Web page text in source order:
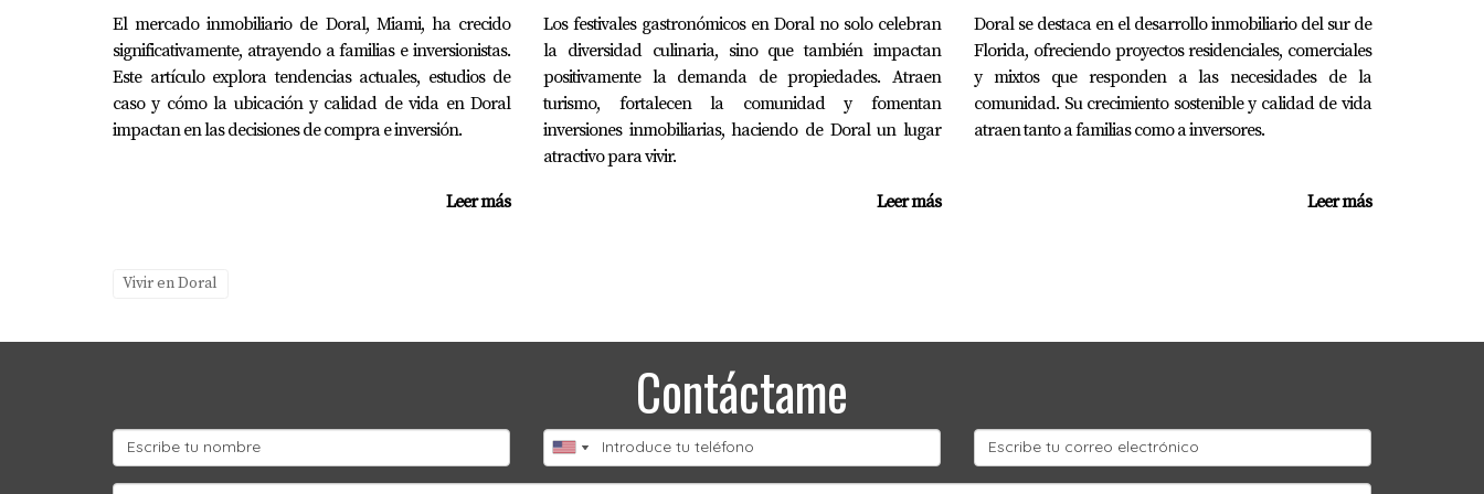
Si buscas proteger tu inversión a largo plazo manteniendo altos estándares estéticos y estructurales garantizados por el HOA.
En cambio, pagar un alto costo solo por apariencia sin usar los servicios suele ser un gasto innecesario que limita tu liquidez mensual.
Evalúa honestamente cuáles son tus prioridades familiares antes de decidirte por un community con cuota elevada. Así evitarás
arrepentimientos después.
Preguntas frecuentes sobre HOA en Doral
¿Pueden subir arbitrariamente las cuotas del HOA?
No arbitrariamente; cualquier aumento debe estar justificado y aprobado según los estatutos internos del HOA que generalmente requieren votación
entre miembros o junta directiva.
El mercado inmobiliario de Doral, Miami, ha crecido
significativamente, atrayendo a familias e inversionistas.
Este artículo explora tendencias actuales, estudios de
caso y cómo la ubicación y calidad de vida en Doral
impactan en las decisiones de compra e inversión.
Leer más
Los festivales gastronómicos en Doral no solo celebran
la diversidad culinaria, sino que también impactan
positivamente la demanda de propiedades. Atraen
turismo, fortalecen la comunidad y fomentan
inversiones inmobiliarias, haciendo de Doral un lugar
atractivo para vivir.
Leer más
Doral se destaca en el desarrollo inmobiliario del sur de
Florida, ofreciendo proyectos residenciales, comerciales
y mixtos que responden a las necesidades de la
comunidad. Su crecimiento sostenible y calidad de vida
atraen tanto a familias como a inversores.
Leer más
Vivir en Doral
Contáctame